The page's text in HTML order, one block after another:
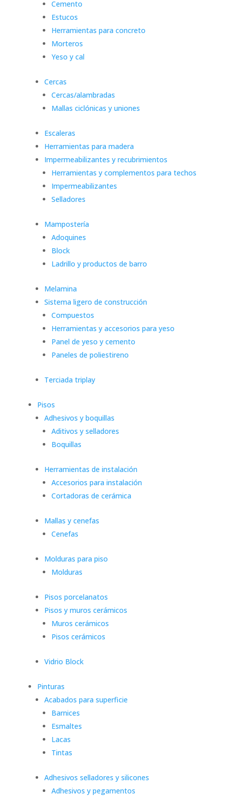
Cemento
Estucos
Herramientas para concreto
Morteros
Yeso y cal
Cercas
Cercas/alambradas
Mallas ciclónicas y uniones
Escaleras
Herramientas para madera
Impermeabilizantes y recubrimientos
Herramientas y complementos para techos
Impermeabilizantes
Selladores
Mampostería
Adoquines
Block
Ladrillo y productos de barro
Melamina
Sistema ligero de construcción
Compuestos
Herramientas y accesorios para yeso
Panel de yeso y cemento
Paneles de poliestireno
Terciada triplay
Pisos
Adhesivos y boquillas
Aditivos y selladores
Boquillas
Herramientas de instalación
Accesorios para instalación
Cortadoras de cerámica
Mallas y cenefas
Cenefas
Molduras para piso
Molduras
Pisos porcelanatos
Pisos y muros cerámicos
Muros cerámicos
Pisos cerámicos
Vidrio Block
Pinturas
Acabados para superficie
Barnices
Esmaltes
Lacas
Tintas
Adhesivos selladores y silicones
Adhesivos y pegamentos